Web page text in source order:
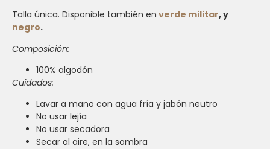
Talla única. Disponible también en verde militar, y
negro.
Composición:
100% algodón
Cuidados:
Lavar a mano con agua fría y jabón neutro
No usar lejía
No usar secadora
Secar al aire, en la sombra